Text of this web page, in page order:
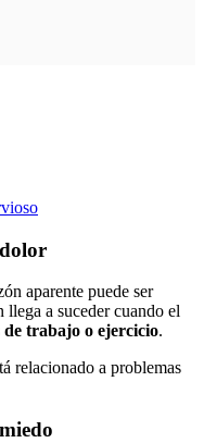
aparente puede ser
llega a suceder cuando el
trabajo o ejercicio.
relacionado a problemas